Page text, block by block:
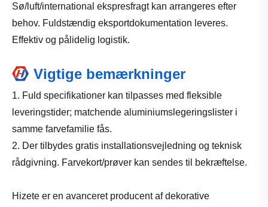
Sø/luft/international ekspresfragt kan arrangeres efter
behov. Fuldstændig eksportdokumentation leveres.
Effektiv og pålidelig logistik.
Vigtige bemærkninger
1. Fuld specifikationer kan tilpasses med fleksible
leveringstider; matchende aluminiumslegeringslister i
samme farvefamilie fås.
2. Der tilbydes gratis installationsvejledning og teknisk
rådgivning. Farvekort/prøver kan sendes til bekræftelse.
Hizete er en avanceret producent af dekorative